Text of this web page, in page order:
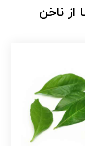
از ناخن